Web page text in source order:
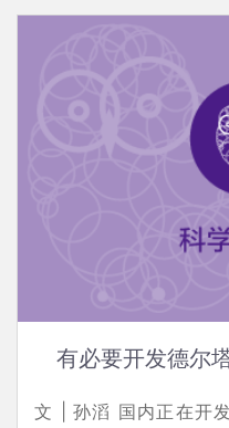
有必要开发德尔
文 | 孙滔 国内正在开